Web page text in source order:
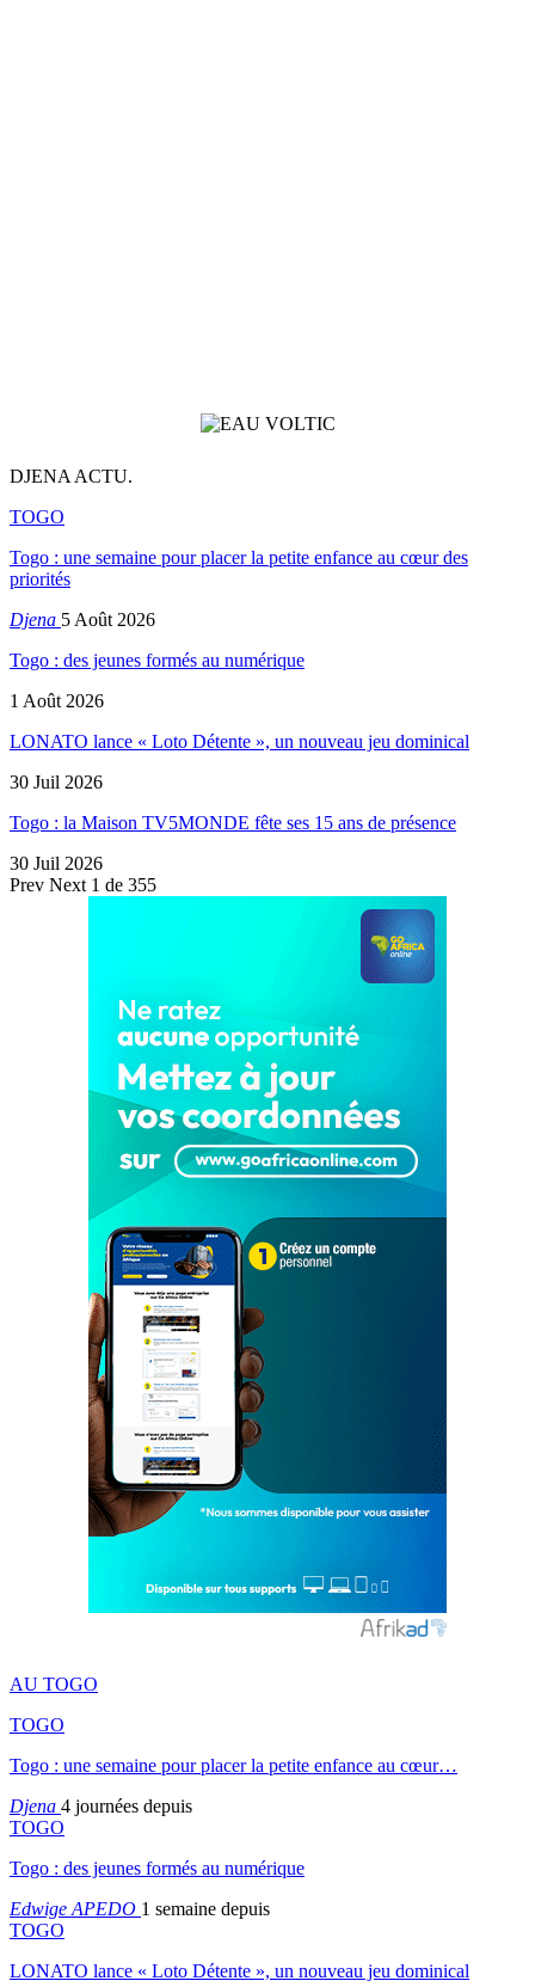
DJENA ACTU.
TOGO
Togo : une semaine pour placer la petite enfance au cœur des
priorités
Djena 5 Août 2026
Togo : des jeunes formés au numérique
1 Août 2026
LONATO lance « Loto Détente », un nouveau jeu dominical
30 Juil 2026
Togo : la Maison TV5MONDE fête ses 15 ans de présence
30 Juil 2026
Prev Next 1 de 355
AU TOGO
TOGO
Togo : une semaine pour placer la petite enfance au cœur…
Djena 4 journées depuis
TOGO
Togo : des jeunes formés au numérique
Edwige APEDO 1 semaine depuis
TOGO
LONATO lance « Loto Détente », un nouveau jeu dominical